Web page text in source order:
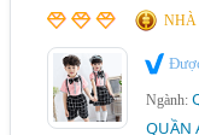
NHÀ
Ngành:
QUẦN